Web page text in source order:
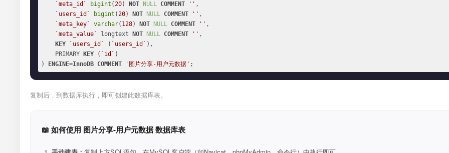
`meta_id`
bigint (20) NOT NULL COMMENT '' ,
`users_id`
bigint (20) NOT NULL COMMENT '' ,
`meta_key`
varchar( 128) NOT NULL COMMENT '' ,
`meta_value`
longtext NOT NULL COMMENT '' ,
KEY
`users_id` ( `users_id` ),
    PRIMARY
KEY ( `id` )
)
ENGINE=InnoDB COMMENT '图片分享-用户元数据' ;
复制后，到数据库执行，即可创建此数据库表。
📖 如何使用 图片分享-用户元数据 数据库表